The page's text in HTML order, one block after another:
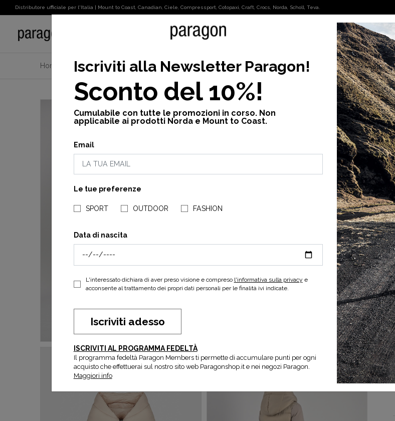
Distributore ufficiale per l'Italia | Mount to Coast, Canadian, Ciele, Compressport, Cotopaxi, Craft, Crocs, Norda, Scholl, Teva.
FASHION
Home Canadian Donna Vedi tutto Giacca donna lytton coat 2
Iscriviti alla NewsletterParagon!
Sconto del 10%!
Cumulabile con tutte le promozioni in corso. Non
applicabile ai prodotti Norda e Mount to Coast.
Email
Le tue preferenze
SPORT OUTDOOR FASHION
Data di nascita
L'interessato dichiara di aver preso visione e compreso l'informativa sulla privacy e
acconsente al trattamento dei propri dati personali per le finalità ivi indicate.
Iscriviti adesso
ISCRIVITI AL PROGRAMMA FEDELTÀ
Il programma fedeltà Paragon Members ti permette di accumulare punti per ogni
acquisto che effettuerai sul nostro sito web Paragonshop.it e nei negozi Paragon.
Maggiori info